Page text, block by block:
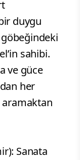
duygu
göbeğindeki
sahibi.
ve güce
her
aramaktan
Sanata